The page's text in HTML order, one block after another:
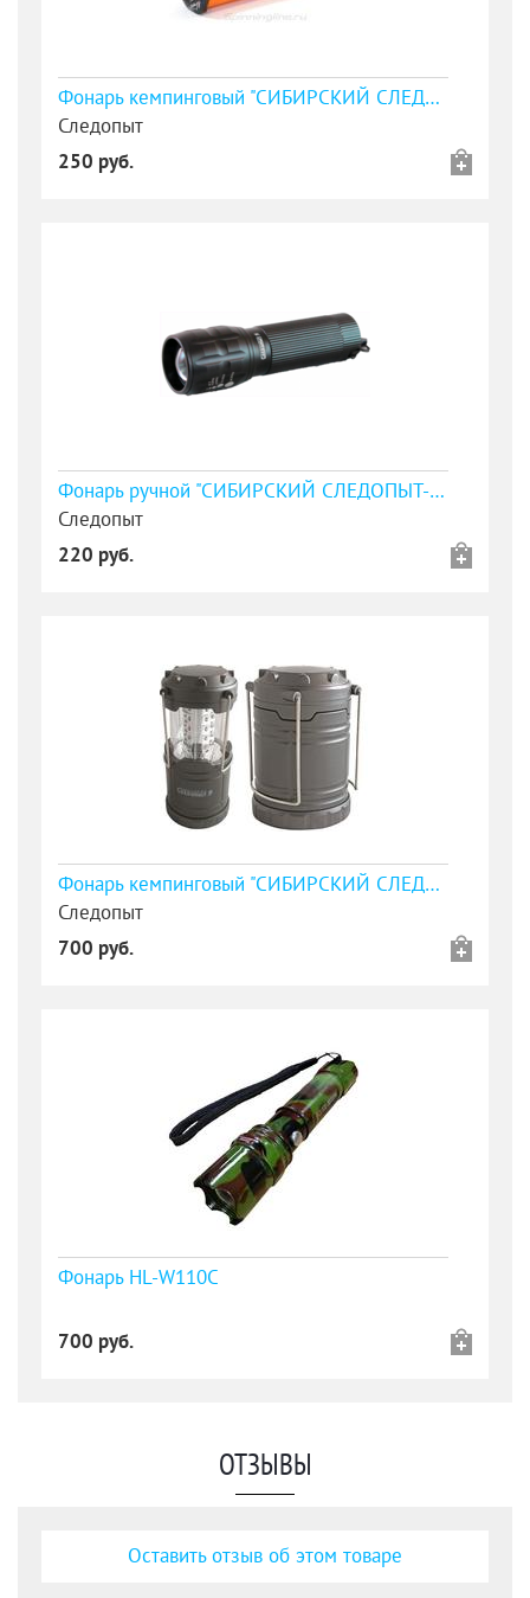
Фонарь кемпинговый "СИБИРСКИЙ СЛЕДОПЫТ-Факел", 1L, складной/192/
Следопыт
250 руб.
Фонарь ручной "СИБИРСКИЙ СЛЕДОПЫТ-Фокус", 1L, zoom/100/
Следопыт
220 руб.
Фонарь кемпинговый "СИБИРСКИЙ СЛЕДОПЫТ-Маяк", складной, 3хАА/72/
Следопыт
700 руб.
Фонарь HL-W110C
700 руб.
ОТЗЫВЫ
Оставить отзыв об этом товаре